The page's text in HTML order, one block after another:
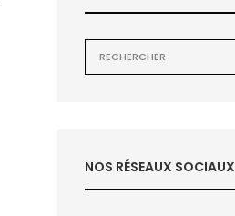
NOS RÉSEAUX SOCIAUX